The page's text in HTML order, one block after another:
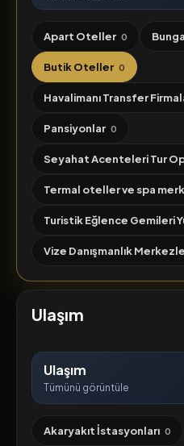
Apart Oteller 0
Butik Oteller 0
Havalimanı Transfer
Pansiyonlar 0
Seyahat Acenteleri Tur
Termal oteller ve spa
Turistik Eğlence Gemileri
Vize Danışmanlık
Ulaşım
Ulaşım
Tümünü görüntüle
Akaryakıt İstasyonları 0